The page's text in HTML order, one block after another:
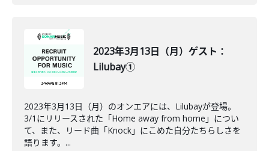
2023年3月13日（月）ゲスト：
Lilubay①
2023年3月13日（月）のオンエアには、Lilubayが登場。
3/1にリリースされた「Home away from home」につい
て、また、リード曲「Knock」にこめた自分たちらしさを
語ります。...